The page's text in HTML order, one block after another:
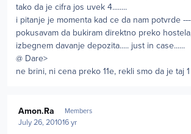
tako da je cifra jos uvek 4........
i pitanje je momenta kad ce da nam potvrde
pokusavam da bukiram direktno preko
izbegnem davanje depozita..... just in case......
@ Dare>
ne brini, ni cena preko 11e, rekli smo da je taj 1
Amon.Ra Members
July 26, 201016 yr